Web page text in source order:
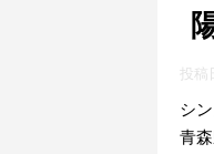
投稿
シ
青